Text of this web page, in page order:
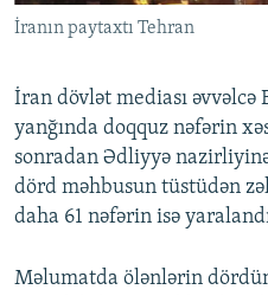
XƏBƏR BÜLLETENLƏRIMIZ
RFE/RL-in bütün saytları
İranın paytaxtı Tehran
İran dövlət mediası əvvəlcə
yanğında doqquz nəfərin
sonradan Ədliyyə
dörd məhbusun tüstüdən
daha 61 nəfərin isə
Məlumatda ölənlərin